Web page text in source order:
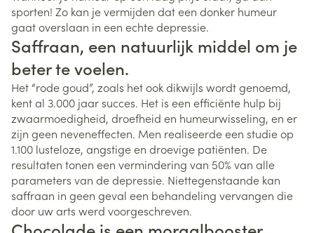
sporten! Zo kan je vermijden dat een donker humeur
gaat overslaan in een echte depressie.
Saffraan, een natuurlijk middel om je
beter te voelen.
Het “rode goud”, zoals het ook dikwijls wordt genoemd,
kent al 3.000 jaar succes. Het is een efficiënte hulp bij
zwaarmoedigheid, droefheid en humeurwisseling, en er
zijn geen neveneffecten. Men realiseerde een studie op
1.100 lusteloze, angstige en droevige patiënten. De
resultaten tonen een vermindering van 50% van alle
parameters van de depressie. Niettegenstaande kan
saffraan in geen geval een behandeling vervangen die
door uw arts werd voorgeschreven.